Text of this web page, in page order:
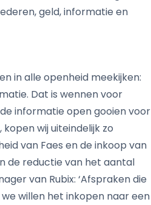
geld, informatie en
in alle openheid meekijken:
Dat is wennen voor
informatie open gooien voor
wij uiteindelijk zo
van Faes en de inkoop van
de reductie van het aantal
van Rubix: ‘Afspraken die
willen het inkopen naar een